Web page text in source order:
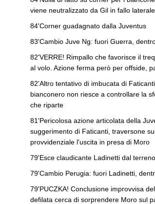
viene neutralizzato da Gil in fallo laterale
84'Corner guadagnato dalla Juventus
83'Cambio Juve Ng: fuori Guerra,
82'VERRE! Rimpallo che favorisce il
al volo. Azione ferma però per offside,
82'Altro tentativo di imbucata di
bianconero non riesce a controllare la
che riparte
81'Pericolosa azione articolata della
suggerimento di Faticanti, traversone
provvidenziale l'uscita in presa di Moro
79'Esce claudicante Ladinetti dal
79'Cambio Perugia: fuori Ladinetti,
79'PUCZKA! Conclusione improvvisa
defilata cerca di sorprendere Moro sul